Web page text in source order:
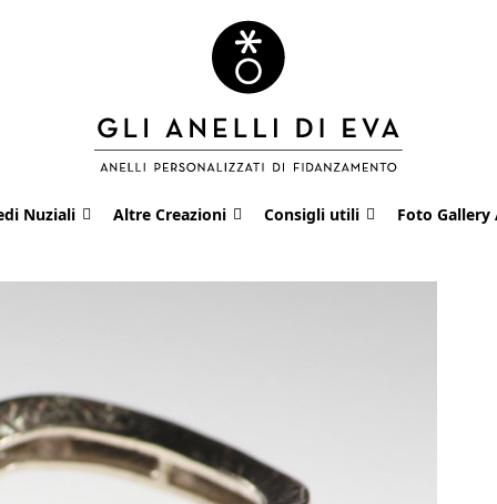
Nuziali Altre Creazioni Consigli utili Foto Gallery